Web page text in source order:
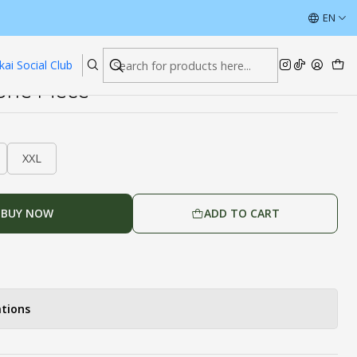
Social Club
Read more
EN
Piece
XXL
ADD TO CART
BUY NOW